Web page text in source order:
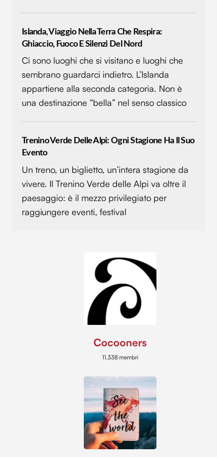
annunci, per fornire funzionalità dei social media e per
analizzare il nostro traffico. Condividiamo inoltre
nostri partner che si occupano di analisi dei dati web,
pubblicità e social media, i quali potrebbero combinarle
con altre informazioni che hai fornito loro o che hanno
raccolto dal tuo utilizzo dei loro servizi.
Islanda, Viaggio Nella Terra Che Respira:
Ghiaccio, Fuoco E Silenzi Del Nord
Ci sono luoghi che si visitano e luoghi che
sembrano guardarci indietro. L’Islanda
appartiene alla seconda categoria. Non è
una destinazione “bella” nel senso classico
Trenino Verde Delle Alpi: Ogni Stagione Ha Il Suo
Evento
Un treno, un biglietto, un’intera stagione da
vivere. Il Trenino Verde delle Alpi va oltre il
paesaggio: è il mezzo privilegiato per
raggiungere eventi, festival
Cocooners
11.338 membri